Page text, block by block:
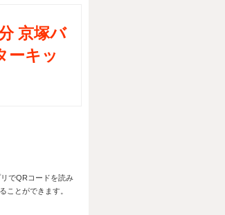
京塚バ
ーキッ
でQRコードを読み
ことができます。